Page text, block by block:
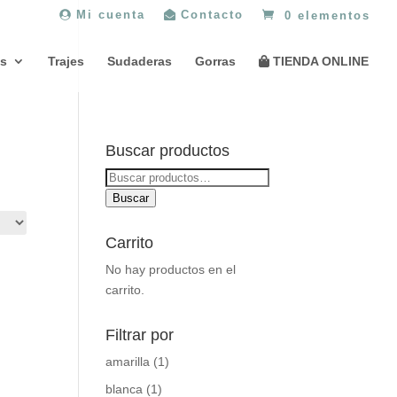
Mi cuenta Contacto 0 elementos
Trajes Sudaderas Gorras TIENDA ONLINE
Buscar productos
Buscar
por:
Buscar
Carrito
No hay productos en el
carrito.
Filtrar por
amarilla (1)
blanca (1)